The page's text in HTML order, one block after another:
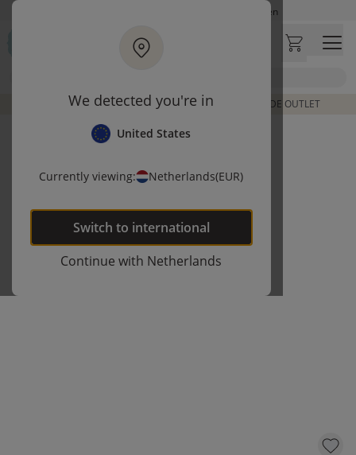
We detected you're in
United States
Currently viewing: Netherlands(EUR)
Switch to international
Continue with Netherlands
Ga naar hoofdinhoudOp werkdagen besteld, zelfde dag verzonden
Let op: vertraging bij PostNL. Levering duurt mogelijk langer
Bezoek onze concept store
DE LAATSTE ITEMS UIT VORIGE COLLECTIES | SHOP DE OUTLET